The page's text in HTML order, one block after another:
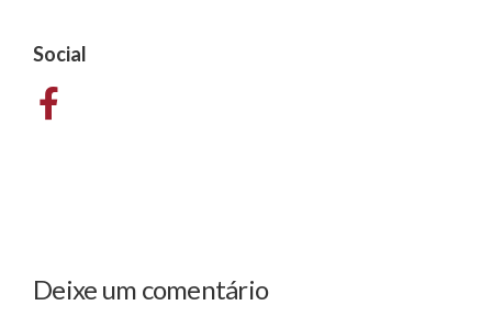
Social
Deixe um comentário